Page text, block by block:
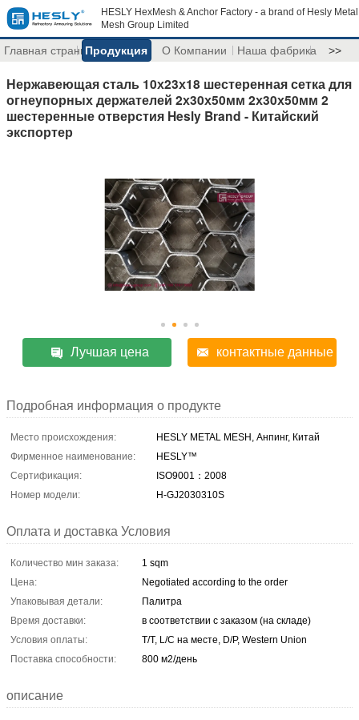
HESLY HexMesh & Anchor Factory - a brand of Hesly Metal
Mesh Group Limited
Главная страницаПродукция О Компании Наша фабрика >>
Нержавеющая сталь 10х23х18 шестеренная сетка для
огнеупорных держателей 2х30х50мм 2х30х50мм 2
шестеренные отверстия Hesly Brand - Китайский
экспортер
Лучшая цена контактные данные
Подробная информация о продукте
Место происхождения:
HESLY METAL MESH, Анпинг, Китай
Фирменное наименование:
HESLY™
Сертификация:
ISO9001：2008
Номер модели:
H-GJ2030310S
Оплата и доставка Условия
Количество мин заказа:
1 sqm
Цена:
Negotiated according to the order
Упаковывая детали:
Палитра
Время доставки:
в соответствии с заказом (на складе)
Условия оплаты:
T/T, L/C на месте, D/P, Western Union
Поставка способности:
800 м2/день
описание